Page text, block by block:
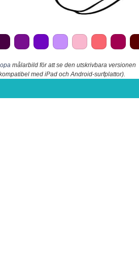
målarbild för att se den utskrivbara versionen
med iPad och Android-surfplattor).